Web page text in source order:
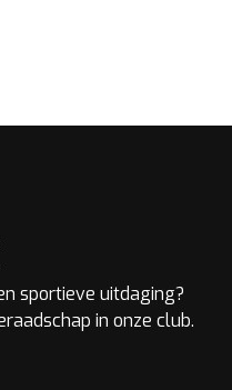
sportieve uitdaging?
in onze club.